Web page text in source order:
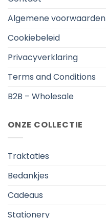
Algemene voorwaarden
Cookiebeleid
Privacyverklaring
Terms and Conditions
B2B – Wholesale
ONZE COLLECTIE
Traktaties
Bedankjes
Cadeaus
Stationery